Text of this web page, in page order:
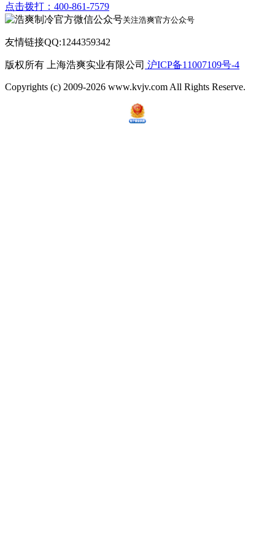
点击拨打：400-861-7579
关注浩爽官方公众号
友情链接QQ:1244359342
版权所有 上海浩爽实业有限公司 沪ICP备11007109号-4
Copyrights (c) 2009-2026 www.kvjv.com All Rights Reserve.